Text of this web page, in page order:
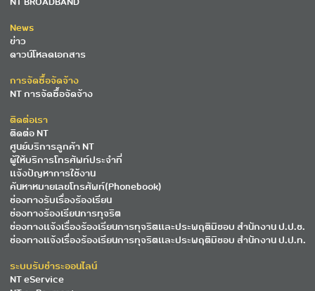
News
ข่าว
ดาวน์โหลดเอกสาร
การจัดซื้อจัดจ้าง
NT การจัดซื้อจัดจ้าง
ติดต่อเรา
ติดต่อ NT
ศูนย์บริการลูกค้า NT
ผู้ให้บริการโทรศัพท์ประจำที่
แจ้งปัญหาการใช้งาน
ค้นหาหมายเลขโทรศัพท์(Phonebook)
ช่องทางรับเรื่องร้องเรียน
ช่องทางร้องเรียนการทุจริต
ช่องทางแจ้งเรื่องร้องเรียนการทุจริตและประพฤติมิชอบ สำนักงาน ป.ป.ช.
ช่องทางแจ้งเรื่องร้องเรียนการทุจริตและประพฤติมิชอบ สำนักงาน ป.ป.ท.
ระบบรับชำระออนไลน์
NT eService